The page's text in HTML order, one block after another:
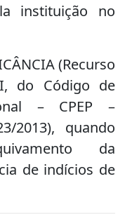
instituição no
(Recurso
do Código de
– CPEP –
2013), quando
da
de indícios de